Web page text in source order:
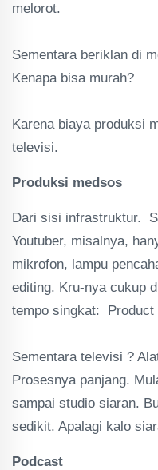
melorot.
Sementara beriklan di
Kenapa bisa murah?
Karena biaya produksi
televisi.
Produksi medsos
Dari sisi infrastruktur.
Youtuber, misalnya,
mikrofon, lampu
editing. Kru-nya cukup
tempo singkat: Product
Sementara televisi ?
Prosesnya panjang.
sampai studio siaran.
sedikit. Apalagi kalo
Podcast